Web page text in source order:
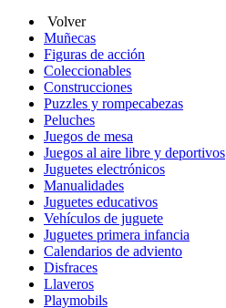
Volver
Muñecas
Figuras de acción
Coleccionables
Construcciones
Puzzles y rompecabezas
Peluches
Juegos de mesa
Juegos al aire libre y deportivos
Juguetes electrónicos
Manualidades
Juguetes educativos
Vehículos de juguete
Juguetes primera infancia
Calendarios de adviento
Disfraces
Llaveros
Playmobils